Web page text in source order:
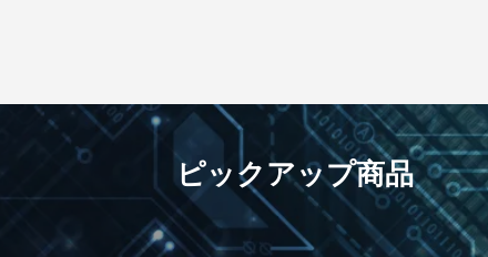
ピックアップ商品